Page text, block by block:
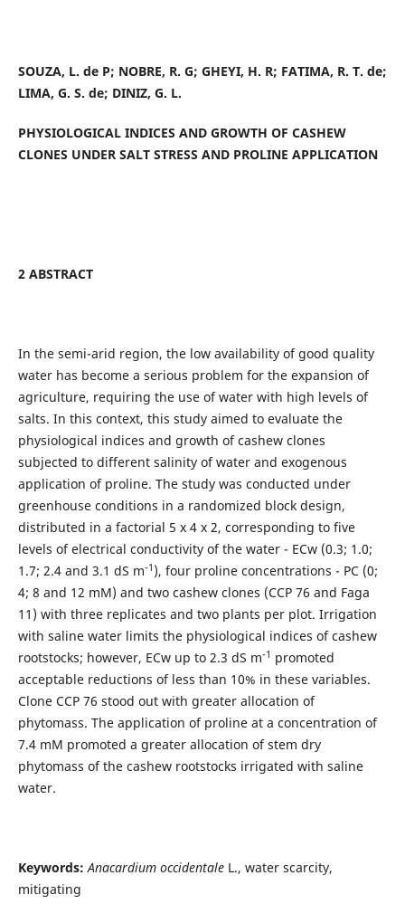
SOUZA, L. de P; NOBRE, R. G; GHEYI, H. R; FATIMA, R. T. de;
LIMA, G. S. de; DINIZ, G. L.
PHYSIOLOGICAL INDICES AND GROWTH OF CASHEW
CLONES UNDER SALT STRESS AND PROLINE APPLICATION
2 ABSTRACT
In the semi-arid region, the low availability of good quality
water has become a serious problem for the expansion of
agriculture, requiring the use of water with high levels of
salts. In this context, this study aimed to evaluate the
physiological indices and growth of cashew clones
subjected to different salinity of water and exogenous
application of proline. The study was conducted under
greenhouse conditions in a randomized block design,
distributed in a factorial 5 x 4 x 2, corresponding to five
levels of electrical conductivity of the water - ECw (0.3; 1.0;
1.7; 2.4 and 3.1 dS m-1 ), four proline concentrations - PC (0;
4; 8 and 12 mM) and two cashew clones (CCP 76 and Faga
11) with three replicates and two plants per plot. Irrigation
with saline water limits the physiological indices of cashew
rootstocks; however, ECw up to 2.3 dS m-1 promoted
acceptable reductions of less than 10% in these variables.
Clone CCP 76 stood out with greater allocation of
phytomass. The application of proline at a concentration of
7.4 mM promoted a greater allocation of stem dry
phytomass of the cashew rootstocks irrigated with saline
water.
Keywords:Anacardium occidentale L., water scarcity,
mitigating